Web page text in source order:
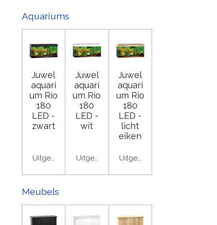
Aquariums
Juwel
aquari
um Rio
180
LED -
zwart
Uitgeschakeld
Juwel
aquari
um Rio
180
LED -
wit
Uitgeschakeld
Juwel
aquari
um Rio
180
LED -
licht
eiken
Uitgeschakeld
Meubels